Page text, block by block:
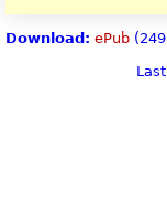
Download: ePub